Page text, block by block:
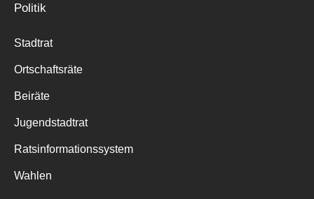
Politik
Stadtrat
Ortschaftsräte
Beiräte
Jugendstadtrat
Ratsinformationssystem
Wahlen